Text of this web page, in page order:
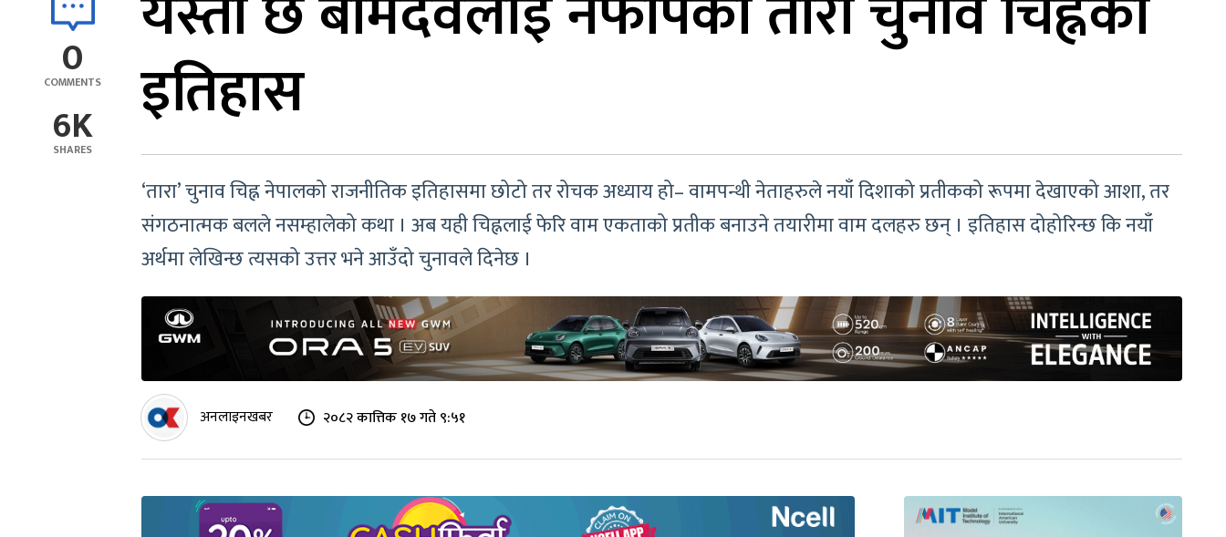
0
COMMENTS
6K
SHARES
इतिहास
‘तारा’ चुनाव चिह्न नेपालको राजनीतिक इतिहासमा छोटो तर रोचक अध्याय हो– वामपन्थी नेताहरुले नयाँ दिशाको प्रतीकको रूपमा देखाएको आशा, तर
संगठनात्मक बलले नसम्हालेको कथा । अब यही चिह्नलाई फेरि वाम एकताको प्रतीक बनाउने तयारीमा वाम दलहरु छन् । इतिहास दोहोरिन्छ कि नयाँ
अर्थमा लेखिन्छ त्यसको उत्तर भने आउँदो चुनावले दिनेछ ।
अनलाइनखबर २०८२ कात्तिक १७ गते ९:५१